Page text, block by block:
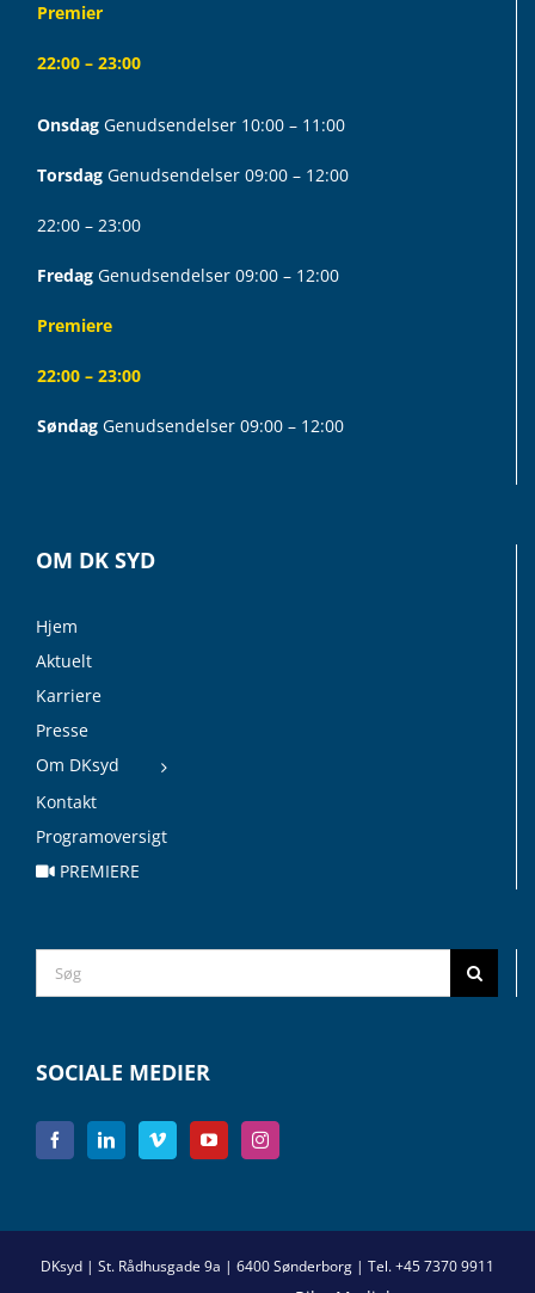
Premier
22:00 – 23:00
Onsdag Genudsendelser 10:00 – 11:00
Torsdag Genudsendelser 09:00 – 12:00
22:00 – 23:00
Fredag Genudsendelser 09:00 – 12:00
Premiere
22:00 – 23:00
Søndag Genudsendelser 09:00 – 12:00
OM DK SYD
Hjem
Aktuelt
Karriere
Presse
Om DKsyd
Kontakt
Programoversigt
PREMIERE
Search
for:
SOCIALE MEDIER
DKsyd | St. Rådhusgade 9a | 6400 Sønderborg | Tel. +45 7370 9911